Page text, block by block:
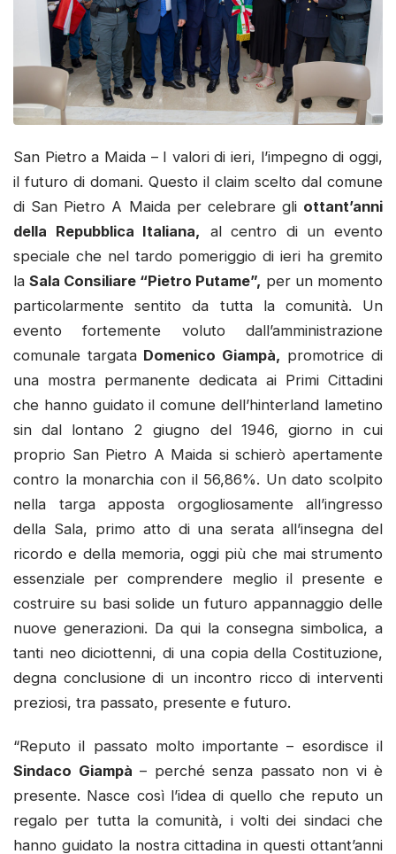
San Pietro a Maida – I valori di ieri, l’impegno di oggi,
il futuro di domani. Questo il claim scelto dal comune
di San Pietro A Maida per celebrare gli ottant’anni
della Repubblica Italiana,
al centro di un evento
speciale che nel tardo pomeriggio di ieri ha gremito
la Sala Consiliare “Pietro Putame”, per un momento
particolarmente sentito da tutta la comunità. Un
evento fortemente voluto dall’amministrazione
comunale targata Domenico Giampà, promotrice di
una mostra permanente dedicata ai Primi Cittadini
che hanno guidato il comune dell’hinterland lametino
sin dal lontano 2 giugno del 1946, giorno in cui
proprio San Pietro A Maida si schierò apertamente
contro la monarchia con il 56,86%. Un dato scolpito
nella targa apposta orgogliosamente all’ingresso
della Sala, primo atto di una serata all’insegna del
ricordo e della memoria, oggi più che mai strumento
essenziale per comprendere meglio il presente e
costruire su basi solide un futuro appannaggio delle
nuove generazioni. Da qui la consegna simbolica, a
tanti neo diciottenni, di una copia della Costituzione,
degna conclusione di un incontro ricco di interventi
preziosi, tra passato, presente e futuro.
“Reputo il passato molto importante – esordisce il
Sindaco Giampà – perché senza passato non vi è
presente. Nasce così l’idea di quello che reputo un
regalo per tutta la comunità, i volti dei sindaci che
hanno guidato la nostra cittadina in questi ottant’anni